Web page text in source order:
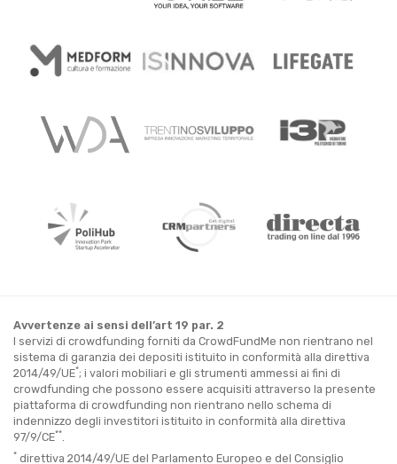
Avvertenze ai sensi dell’art 19 par. 2
I servizi di crowdfunding forniti da CrowdFundMe non rientrano nel
sistema di garanzia dei depositi istituito in conformità alla direttiva
2014/49/UE*; i valori mobiliari e gli strumenti ammessi ai fini di
crowdfunding che possono essere acquisiti attraverso la presente
piattaforma di crowdfunding non rientrano nello schema di
indennizzo degli investitori istituito in conformità alla direttiva
97/9/CE**
* direttiva 2014/49/UE del Parlamento Europeo e del Consiglio